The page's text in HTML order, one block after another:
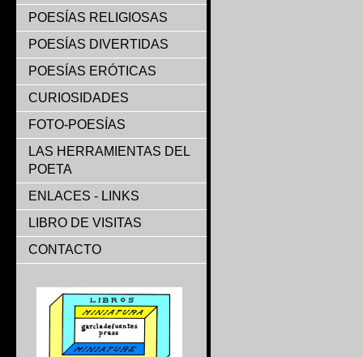
POESÍAS RELIGIOSAS
POESÍAS DIVERTIDAS
POESÍAS ERÓTICAS
CURIOSIDADES
FOTO-POESÍAS
LAS HERRAMIENTAS DEL
POETA
ENLACES - LINKS
LIBRO DE VISITAS
CONTACTO